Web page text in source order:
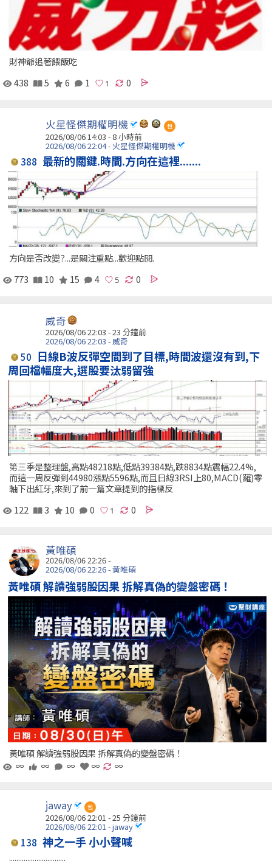
財神爺追著餵飯吃
438
5 6 1 0
火星怪傑期權明機 包
2026/08/06 14:03 -8 小時前
2026/08/06 22:04 - 火星怪傑期權明機
388 最新的關鍵.時間.方向在這裡.......
方向是否改變?...是關注重點...歡迎點閱.
773
10 15 4 0
威奇
2026/08/06 22:03 -23 分鐘前
2026/08/06 22:03 - 威奇
50 日線B波反彈空間到了目標,時間波還沒有到,下
周回檔幅度大,選股要汰弱留強
第三季是整理盤,高點48218點,低點39384點,跌8834點震幅22.4%,
而這一周反彈到44980漲點5596點,而且日線3RSI上80,MACD(羅)零
軸下出紅牙,來到了前一篇文章提到的指標反
122
3 10 0 0
黃唯碩
2026/08/06 22:26 -
2026/08/06 22:26 - 黃唯碩
黃唯碩 解讀強弱股因果 拆解真偽的變盤密碼！
黃唯碩 解讀強弱股因果 拆解真偽的變盤密碼！
∞
∞ ∞ ∞ ∞
jaway 包
2026/08/06 22:01 -25 分鐘前
2026/08/06 22:01 - jaway
138 神之一手 小小聲喊
...............................